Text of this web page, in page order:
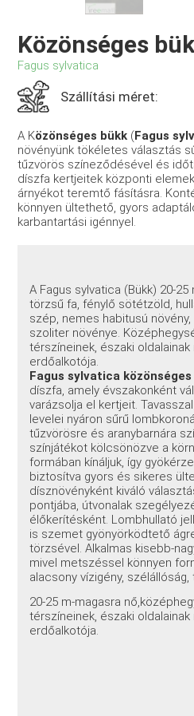
Közönséges
Fagus sylvatica
Szállítási méret:
A Közönséges bükk (Fagus
növényünk tökéletes választás
tűzvörös színeződésével és
díszfa kertjeitek központi
árnyékot teremtő fásításra.
könnyen ültethető, gyors
karbantartási igénnyel.
A Fagus sylvatica (Bükk) 20-
törzsű fa, fénylő sötétzöld,
szép, nemes habitusú
szoliter növénye.
térszíneinek, északi
erdőalkotója.
Fagus sylvatica közönséges
díszfa, amely évszakonként
varázsolja el kertjeit.
levelei nyáron sűrű
tűzvörösre és aranybarnára
színjátékot kölcsönözve a
formában kínáljuk, így
biztosítva gyors és sikeres
dísznövényként kiváló
pontjába, útvonalak
élőkerítésként. Lombhullató
is szemet gyönyörködtető
törzsével. Alkalmas kisebb-
mivel metszéssel könnyen
alacsony vízigény,
20-25 m-magasra
térszíneinek, északi
erdőalkotója.